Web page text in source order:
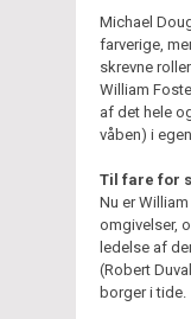
Michael
farverige,
skrevne
William
af det hele
våben) i
Til fare for
Nu er
omgivelser,
ledelse af
(Robert
borger i tide.